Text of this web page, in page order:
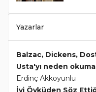
Yazarlar
Balzac, Dickens,
Usta'yı neden
Erdinç Akkoyunlu
İyi Öyküden Söz